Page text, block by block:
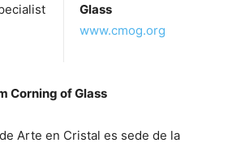
Glass
www.cmog.org
Corning of Glass
Arte en Cristal es sede de la